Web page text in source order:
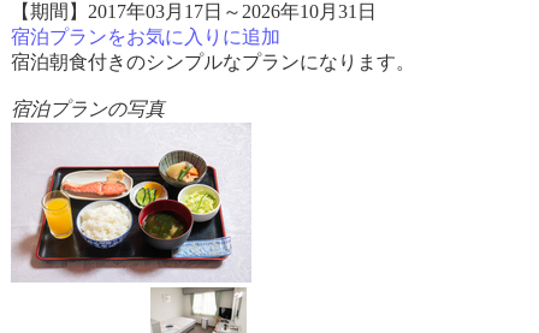
【期間】2017年03月17日～2026年10月31日
宿泊プランをお気に入りに追加
宿泊朝食付きのシンプルなプランになります。
宿泊プランの写真